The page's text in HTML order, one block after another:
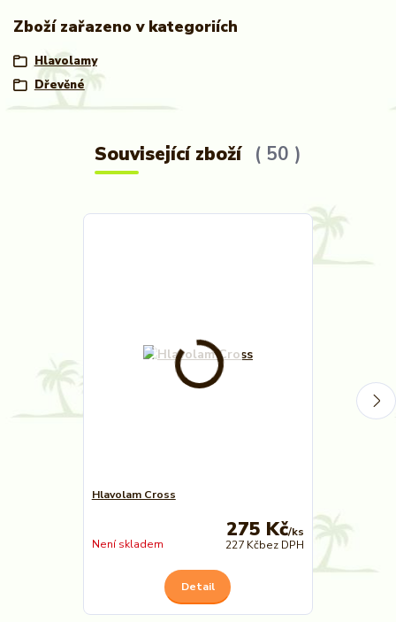
Zboží zařazeno v kategoriích
Hlavolamy
Dřevěné
Související zboží 50
Hlavolam Cross
275 Kč/ks
227 Kčbez DPH
Není skladem
Detail